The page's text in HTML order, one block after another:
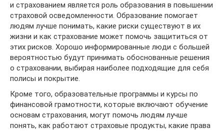
и страхованием является роль образования в повышении
страховой осведомленности. Образование помогает
людям лучше понимать, какие риски существуют в их
жизни и как страхование может помочь защититься от
этих рисков. Хорошо информированные люди с большей
вероятностью будут принимать обоснованные решения
о страховании, выбирая наиболее подходящие для себя
полисы и покрытие.
Кроме того, образовательные программы и курсы по
финансовой грамотности, которые включают обучение
основам страхования, могут помочь людям лучше
понять, как работают страховые продукты, какие права